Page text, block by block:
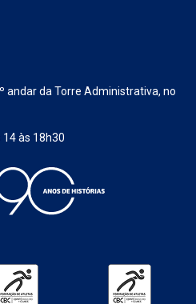
andar da Torre Administrativa, no
14 às 18h30